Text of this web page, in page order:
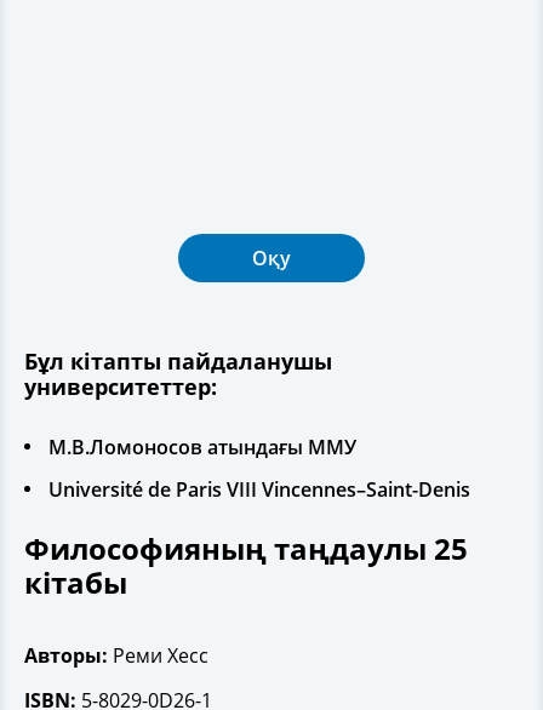
Оқу
Бұл кітапты пайдаланушы
университеттер:
М.В.Ломоносов атындағы ММУ
Université de Paris VIII Vincennes–Saint-Denis
Философияның таңдаулы 25
кітабы
Авторы: Реми Хесс
ISBN: 5-8029-0D26-1